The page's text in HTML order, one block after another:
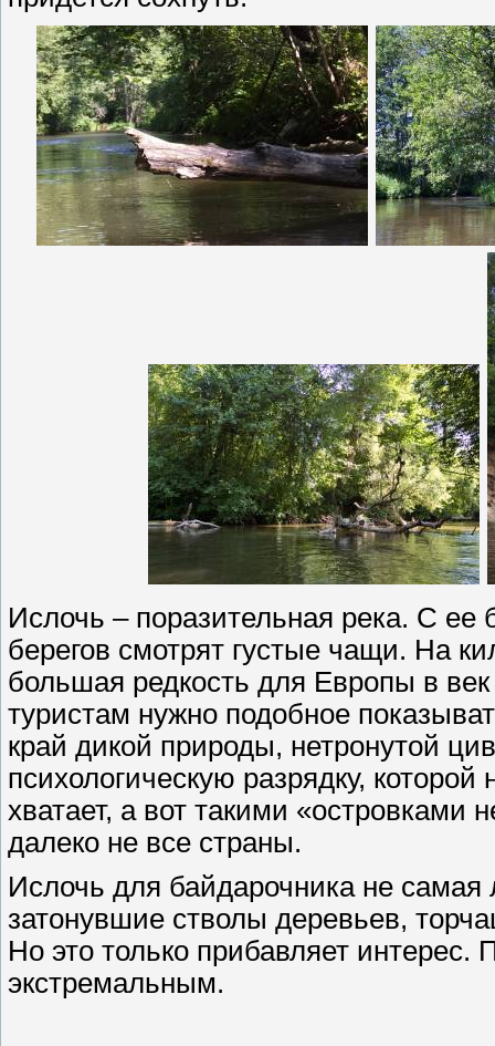
Ислочь – поразительная река. С ее
берегов смотрят густые чащи. На
большая редкость для Европы в
туристам нужно подобное
край дикой природы, нетронутой
психологическую разрядку,
хватает, а вот такими «островками
далеко не все страны.
Ислочь для байдарочника не самая
затонувшие стволы деревьев,
Но это только прибавляет интерес.
экстремальным.